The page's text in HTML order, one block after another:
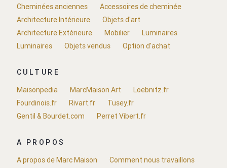
Cheminées anciennes
Accessoires de cheminée
Architecture Intérieure
Objets d'art
Architecture Extérieure
Mobilier
Luminaires
Luminaires
Objets vendus Option d'achat
CULTURE
Maisonpedia
MarcMaison.Art
Loebnitz.fr
Fourdinois.fr
Rivart.fr
Tusey.fr
Gentil & Bourdet.com
Perret Vibert.fr
A PROPOS
A propos de Marc Maison
Comment nous travaillons